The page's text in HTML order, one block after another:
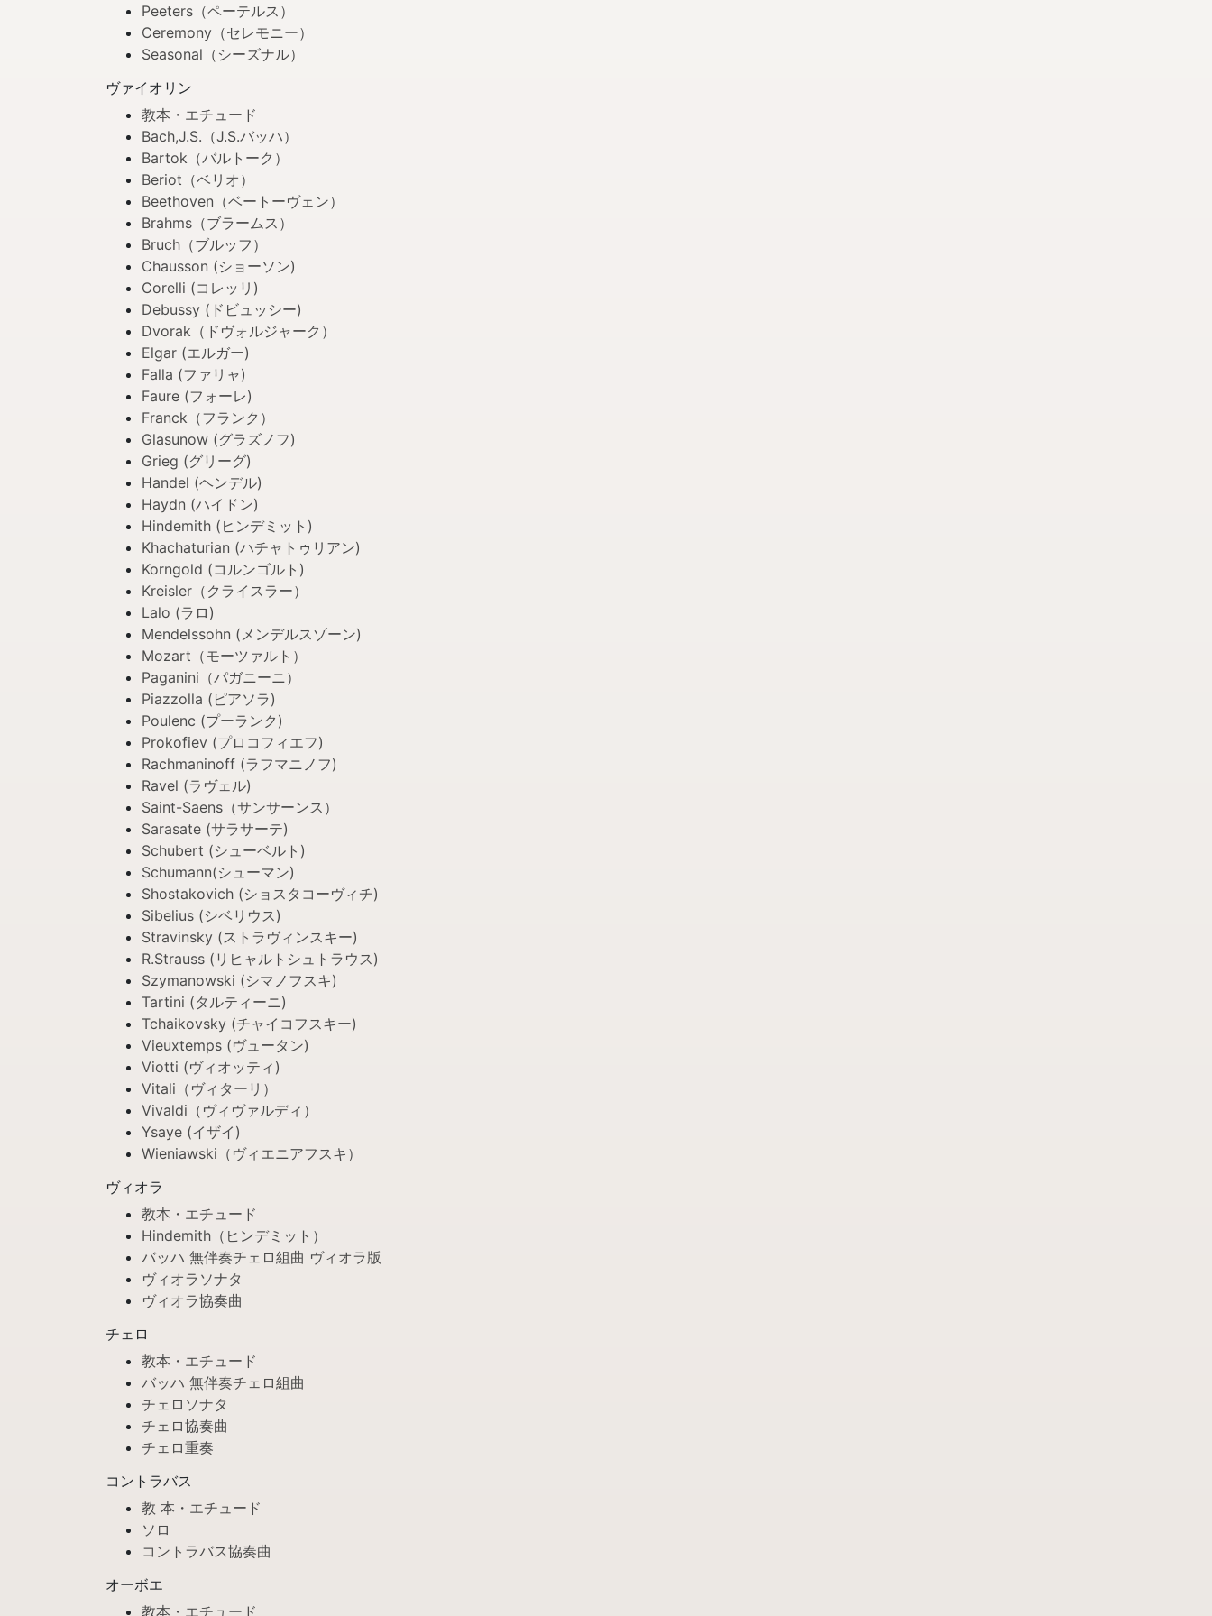
Peeters（ペーテルス）
Ceremony（セレモニー）
Seasonal（シーズナル）
ヴァイオリン
教本・エチュード
Bach,J.S.（J.S.バッハ）
Bartok（バルトーク）
Beriot（ベリオ）
Beethoven（ベートーヴェン）
Brahms（ブラームス）
Bruch（ブルッフ）
Chausson (ショーソン)
Corelli (コレッリ)
Debussy (ドビュッシー)
Dvorak（ドヴォルジャーク）
Elgar (エルガー)
Falla (ファリャ)
Faure (フォーレ)
Franck（フランク）
Glasunow (グラズノフ)
Grieg (グリーグ)
Handel (ヘンデル)
Haydn (ハイドン)
Hindemith (ヒンデミット)
Khachaturian (ハチャトゥリアン)
Korngold (コルンゴルト)
Kreisler（クライスラー）
Lalo (ラロ)
Mendelssohn (メンデルスゾーン)
Mozart（モーツァルト）
Paganini（パガニーニ）
Piazzolla (ピアソラ)
Poulenc (プーランク)
Prokofiev (プロコフィエフ)
Rachmaninoff (ラフマニノフ)
Ravel (ラヴェル)
Saint-Saens（サンサーンス）
Sarasate (サラサーテ)
Schubert (シューベルト)
Schumann(シューマン)
Shostakovich (ショスタコーヴィチ)
Sibelius (シベリウス)
Stravinsky (ストラヴィンスキー)
R.Strauss (リヒャルトシュトラウス)
Szymanowski (シマノフスキ)
Tartini (タルティーニ)
Tchaikovsky (チャイコフスキー)
Vieuxtemps (ヴュータン)
Viotti (ヴィオッティ)
Vitali（ヴィターリ）
Vivaldi（ヴィヴァルディ）
Ysaye (イザイ)
Wieniawski（ヴィエニアフスキ）
ヴィオラ
教本・エチュード
Hindemith（ヒンデミット）
バッハ 無伴奏チェロ組曲 ヴィオラ版
ヴィオラソナタ
ヴィオラ協奏曲
チェロ
教本・エチュード
バッハ 無伴奏チェロ組曲
チェロソナタ
チェロ協奏曲
チェロ重奏
コントラバス
教 本・エチュード
ソロ
コントラバス協奏曲
オーボエ
教本・エチュード